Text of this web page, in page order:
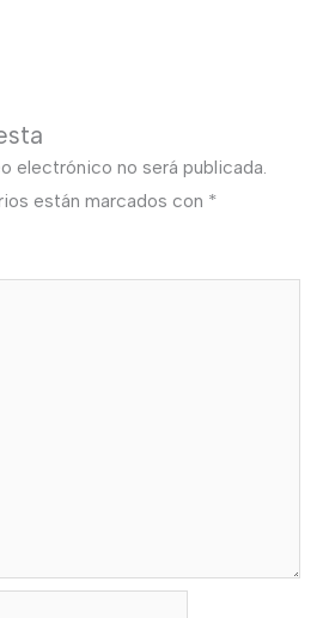
electrónico no será publicada.
están marcados con *